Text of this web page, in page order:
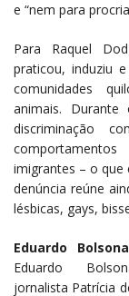
e “nem para
Para Raquel
praticou, induziu
comunidades
animais.
discriminação
imigrantes – o que
denúncia reúne
lésbicas, gays,
Eduardo
Eduardo
jornalista Patrícia